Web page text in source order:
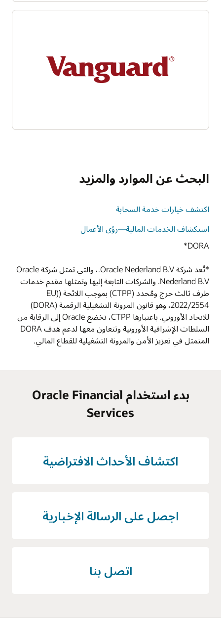
البحث عن الموارد والمزيد
اكتشف خيارات خدمة السحابة
استكشاف الخدمات المالية—رؤى الأعمال
DORA*
*تُعد شركة Oracle Nederland B.V.، والتي تمثل شركة Oracle
Nederland B.V. والشركات التابعة إليها وتمثلها مقدم خدمات
طرف ثالث حرج ومُحدد (CTPP) بموجب اللائحة (EU)
2022/2554، وهو قانون المرونة التشغيلية الرقمية (DORA)
للاتحاد الأوروبي. باعتبارها CTPP، تخضع Oracle إلى الرقابة من
السلطات الإشرافية الأوروبية وتتعاون معها لدعم هدف DORA
المتمثل في تعزيز الأمن والمرونة التشغيلية للقطاع المالي.
بدء استخدام Oracle Financial
Services
اكتشاف الأحداث الافتراضية
اجصل على الرسالة الإخبارية
اتصل بنا